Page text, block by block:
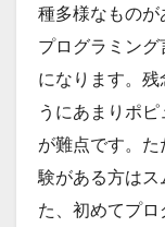
種多様なもの
プログラミング
になります。
うにあまりポ
が難点です。
験がある方はス
た、初めてプ